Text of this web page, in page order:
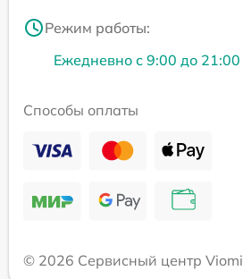
Режим работы:
Ежедневно с 9:00 до 21:00
Способы оплаты
© 2026 Сервисный центр Viomi